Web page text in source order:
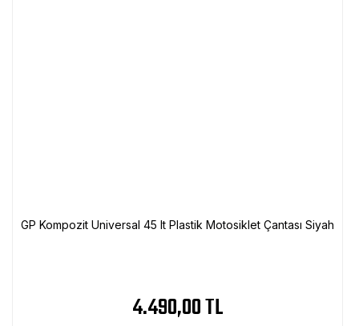
GP Kompozit Universal 45 lt Plastik Motosiklet Çantası Siyah
4.490,00 TL